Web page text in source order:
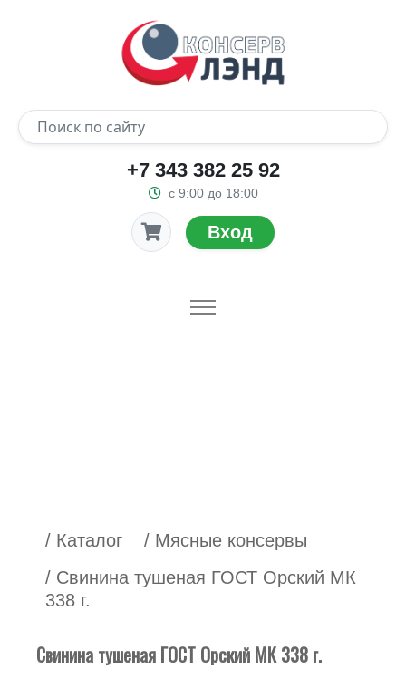
+7 343 382 25 92
с 9:00 до 18:00
Вход
/ Каталог
/ Мясные консервы
/ Свинина тушеная ГОСТ Орский МК
338 г.
Свинина тушеная ГОСТ Орский МК 338 г.